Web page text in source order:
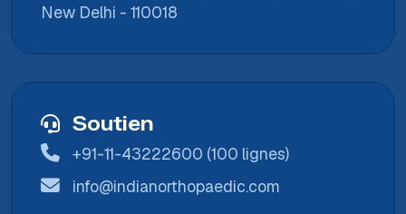
New Delhi - 110018
Soutien
+91-11-43222600 (100 lignes)
info@indianorthopaedic.com